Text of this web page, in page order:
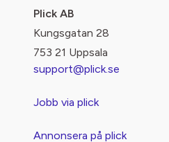
Plick AB
Kungsgatan 28
753 21 Uppsala
support@plick.se
Jobb via plick
Annonsera på plick